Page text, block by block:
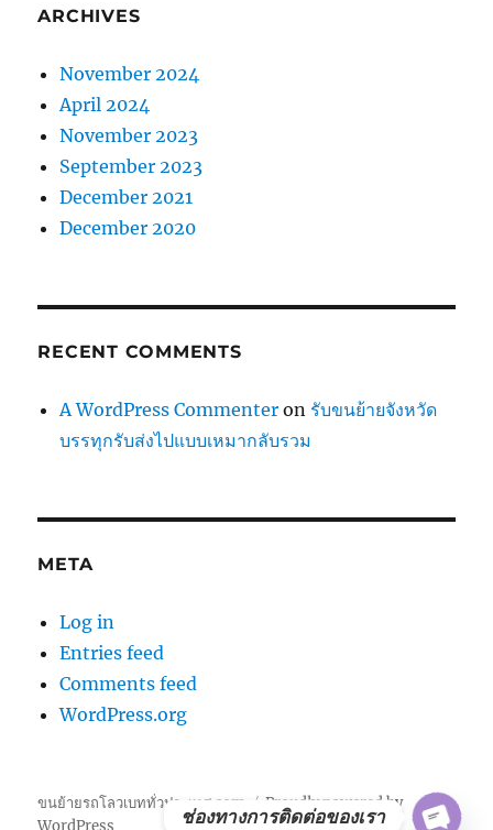
ARCHIVES
November 2024
April 2024
November 2023
September 2023
December 2021
December 2020
RECENT COMMENTS
A WordPress Commenter on รับขนย้ายจังหวัด
บรรทุกรับส่งไปแบบเหมากลับรวม
META
Log in
Entries feed
Comments feed
WordPress.org
ขนย้ายรถโลวเบททั่วประเทศ.com
Proudly powered by
ช่องทางการติดต่อของเรา